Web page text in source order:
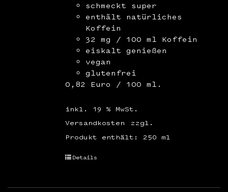
schmeckt super
enthält natürliches
Koffein
32 mg / 100 ml Koffein
eiskalt genießen
vegan
glutenfrei
0,82 Euro / 100 ml.
inkl. 19 % MwSt.
zzgl.
Versandkosten
Produkt enthält: 250 ml
Details